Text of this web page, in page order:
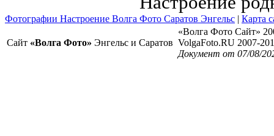
Фотографии Настроение Волга Фото Саратов Энгельс | Карта
Сайт «Волга Фото» Энгельс и Саратов
«Волга Фото Сайт»
VolgaFoto.RU 2007-
Документ от 07/08/